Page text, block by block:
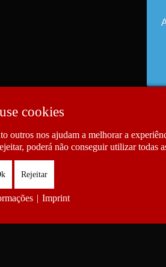
All Rights Reserved.
cookies
outros nos ajudam a melhorar a
poderá não conseguir utilizar todas
Rejeitar
| Imprint